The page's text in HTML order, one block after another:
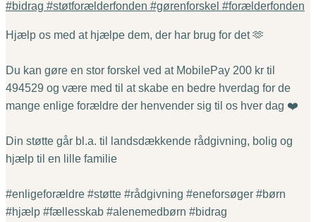
Hjælp os med at hjælpe dem, der har brug for det 🫶
Du kan gøre en stor forskel ved at MobilePay 200 kr til
494529 og være med til at skabe en bedre hverdag for de
mange enlige forældre der henvender sig til os hver dag ❤️
Din støtte går bl.a. til landsdækkende rådgivning, bolig og
hjælp til en lille familie
#enligeforældre #støtte #rådgivning #eneforsøger #børn
#hjælp #fællesskab #alenemedbørn #bidrag